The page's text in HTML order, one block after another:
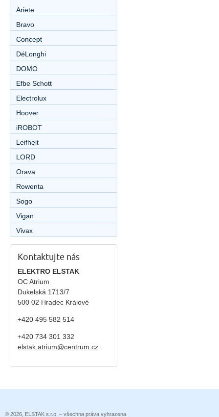
Ariete
Bravo
Concept
DéLonghi
DOMO
Efbe Schott
Electrolux
Hoover
iROBOT
Leifheit
LORD
Orava
Rowenta
Sogo
Vigan
Vivax
Kontaktujte nás
ELEKTRO ELSTAK
OC Atrium
Dukelská 1713/7
500 02 Hradec Králové
+420 495 582 514
+420 734 301 332
elstak.atrium@centrum.cz
© 2026, ELSTAK s.r.o. – všechna práva vyhrazena